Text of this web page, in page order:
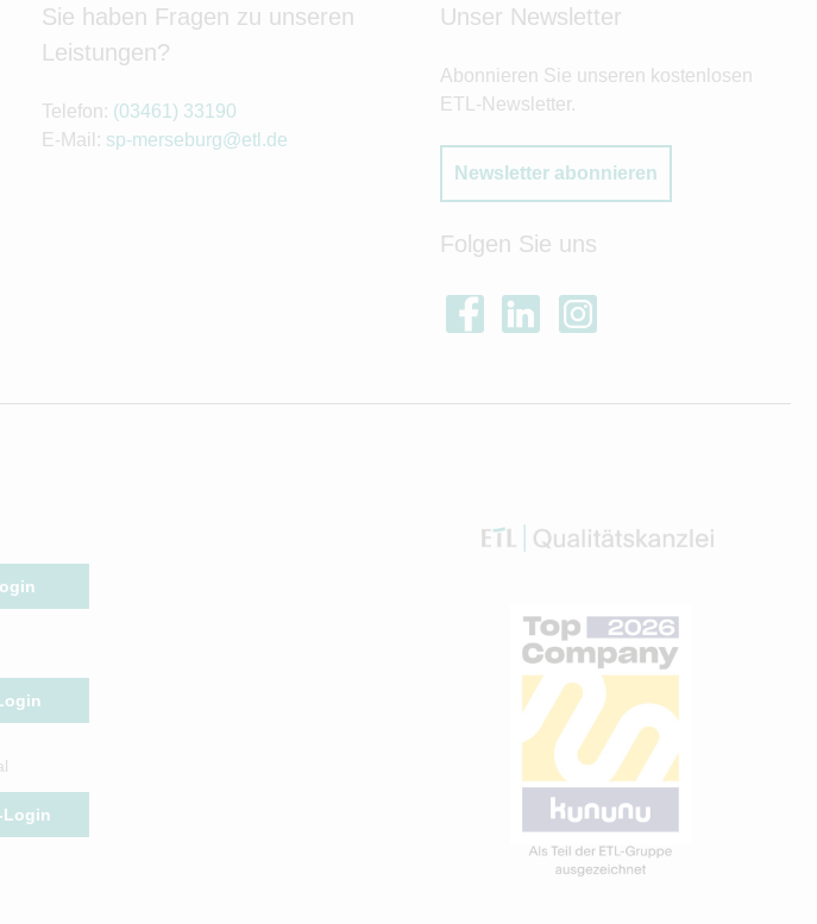
Sie haben Fragen zu unseren
Leistungen?
Telefon: (03461) 33190
E-Mail: sp-merseburg@etl.de
Unser Newsletter
Abonnieren Sie unseren kostenlosen
ETL-Newsletter.
Newsletter abonnieren
Folgen Sie uns
Login